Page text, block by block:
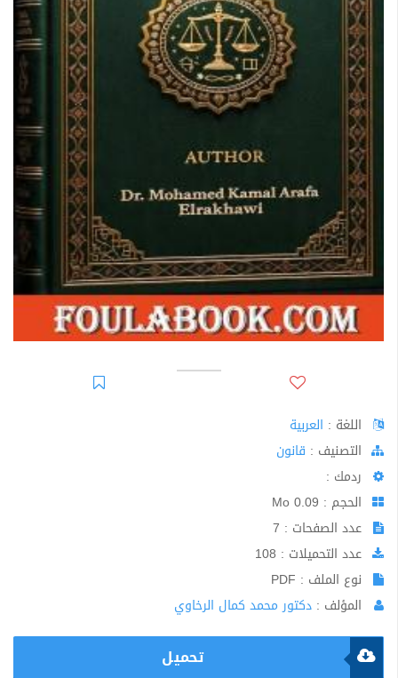
اللغة : العربية
اﻟﺘﺼﻨﻴﻒ : قانون
ردمك :
الحجم : 0.09 Mo
عدد الصفحات : 7
عدد التحميلات : 108
نوع الملف : PDF
المؤلف : دكتور محمد كمال الرخاوي
تحميل